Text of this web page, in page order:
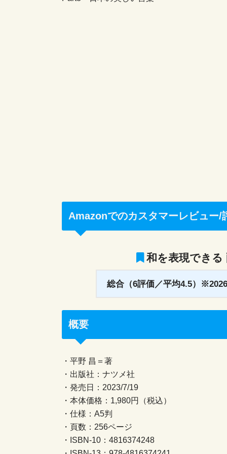
Amazonでのカスタマーレビュー/
和を表現できる
総合（6評価／平均4.5）
概要
・平野 昌＝著
・出版社：ナツメ社
・発売日：2023/7/19
・本体価格：1,980円（税込）
・仕様：A5判
・頁数：256ページ
・ISBN-10：4816374248